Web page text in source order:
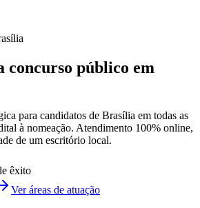
concurso público em
para candidatos de Brasília em todas as
à nomeação. Atendimento 100% online,
de um escritório local.
êxito
Ver áreas de atuação